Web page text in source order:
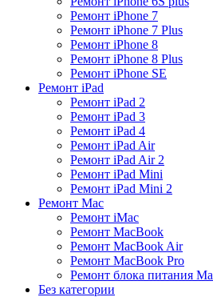
Ремонт iPhone 7
Ремонт iPhone 7 Plus
Ремонт iPhone 8
Ремонт iPhone 8 Plus
Ремонт iPhone SE
Ремонт iPad
Ремонт iPad 2
Ремонт iPad 3
Ремонт iPad 4
Ремонт iPad Air
Ремонт iPad Air 2
Ремонт iPad Mini
Ремонт iPad Mini 2
Ремонт Mac
Ремонт iMac
Ремонт MacBook
Ремонт MacBook Air
Ремонт MacBook Pro
Ремонт блока питания
Без категории